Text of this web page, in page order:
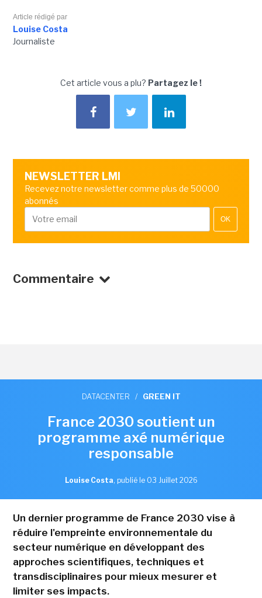
Article rédigé par
Louise Costa
Journaliste
Cet article vous a plu? Partagez le !
NEWSLETTER LMI
Recevez notre newsletter comme plus de 50000
abonnés
OK
Commentaire
DATACENTER / GREEN IT
France 2030 soutient un
programme axé numérique
responsable
Louise Costa, publié le 03 Juillet 2026
Un dernier programme de France 2030 vise à
réduire l'empreinte environnementale du
secteur numérique en développant des
approches scientifiques, techniques et
transdisciplinaires pour mieux mesurer et
limiter ses impacts.